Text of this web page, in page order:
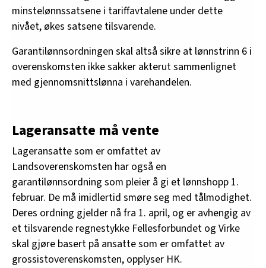
minstelønnssatsene i tariffavtalene under dette
nivået, økes satsene tilsvarende.
Garantilønnsordningen skal altså sikre at lønnstrinn 6 i
overenskomsten ikke sakker akterut sammenlignet
med gjennomsnittslønna i varehandelen.
Lageransatte må vente
Lageransatte som er omfattet av
Landsoverenskomsten har også en
garantilønnsordning som pleier å gi et lønnshopp 1.
februar. De må imidlertid smøre seg med tålmodighet.
Deres ordning gjelder nå fra 1. april, og er avhengig av
et tilsvarende regnestykke Fellesforbundet og Virke
skal gjøre basert på ansatte som er omfattet av
grossistoverenskomsten, opplyser HK.